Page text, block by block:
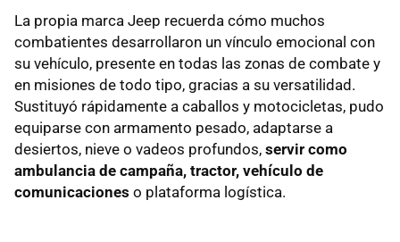
La propia marca Jeep recuerda cómo muchos
combatientes desarrollaron un vínculo emocional con
su vehículo, presente en todas las zonas de combate y
en misiones de todo tipo, gracias a su versatilidad.
Sustituyó rápidamente a caballos y motocicletas, pudo
equiparse con armamento pesado, adaptarse a
desiertos, nieve o vadeos profundos, servir como
ambulancia de campaña, tractor, vehículo de
comunicaciones o plataforma logística.